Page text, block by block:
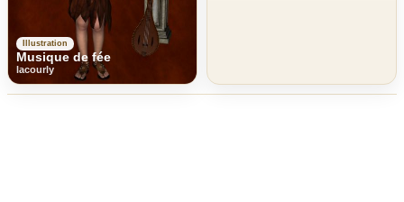
Illustration
Musique de fée
lacourly